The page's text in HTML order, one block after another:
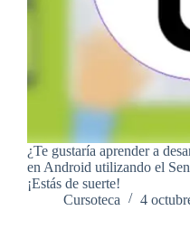
¿Te gustaría aprender a
en Android utilizando el
¡Estás de suerte!
Cursoteca
4